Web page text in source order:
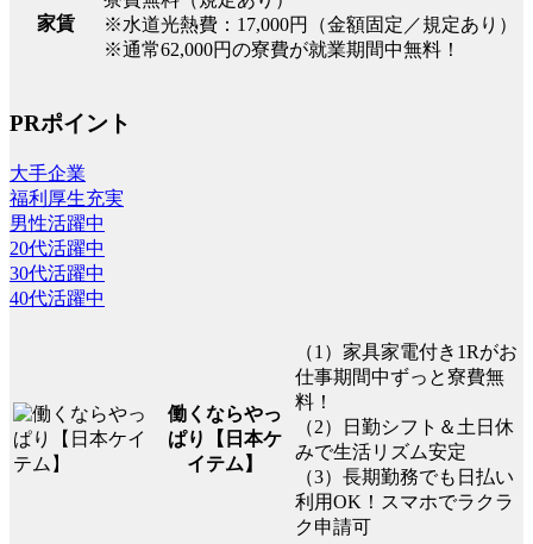
家賃
※水道光熱費：17,000円（金額固定／規定あり）
※通常62,000円の寮費が就業期間中無料！
PRポイント
大手企業
福利厚生充実
男性活躍中
20代活躍中
30代活躍中
40代活躍中
働くならやっ
ぱり【日本ケ
イテム】
（1）家具家電付き1Rがお
仕事期間中ずっと寮費無
料！
（2）日勤シフト＆土日休
みで生活リズム安定
（3）長期勤務でも日払い
利用OK！スマホでラクラ
ク申請可